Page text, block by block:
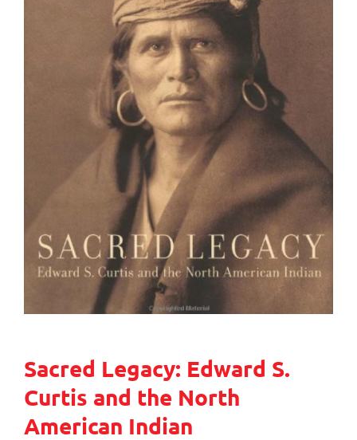
Sacred Legacy: Edward S.
Curtis and the North
American Indian